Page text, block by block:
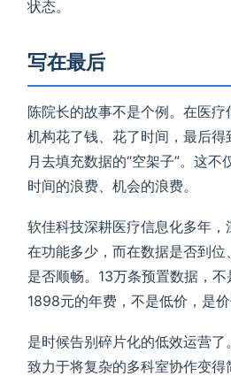
状态。
写在最后
陈院长的故事不是个例。在医
机构花了钱、花了时间，最后
月去填充数据的“空架子”。这不
时间的浪费、机会的浪费。
软佳科技深耕医疗信息化多年
在功能多少，而在数据是否到
是否顺畅。13万条预置数据，不
1898元的年费，不是低价，是价
是时候告别碎片化的低效运营了
致力于将复杂的多科室协作变得